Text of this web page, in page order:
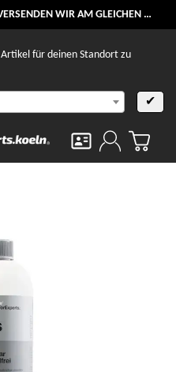
WIR AM GLEICHEN WERKTAG
für deinen Standort zu
✔